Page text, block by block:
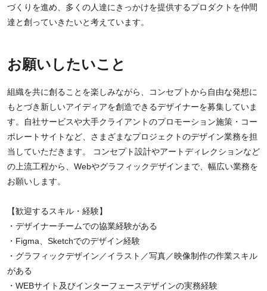
づくりを進め、多くの人達にきっかけを提供するプロダクトを仲間
達と創っていきたいと考えています。
お願いしたいこと
組織を共に創ることを楽しみながら、コンセプトから自由な発想に
もとづき新しいアイディアを創造できるデザイナーを募集していま
す。自社サービスや大手クライアントのプロモーション施策・コー
ポレートサイトなど、さまざまなプロジェクトのデザイン業務を担
当していただきます。 コンセプト設計やアートディレクションなど
の上流工程から、Webやグラフィックデザインまで、幅広い業務を
お願いします。
【歓迎するスキル・経験】
・デザイナーチームでの協業経験がある
・Figma、Sketchでのデザイン経験
・グラフィックデザイン／イラスト／写真／映像制作の作業スキル
がある
・WEBサイト及びインターフェースデザインの実務経験